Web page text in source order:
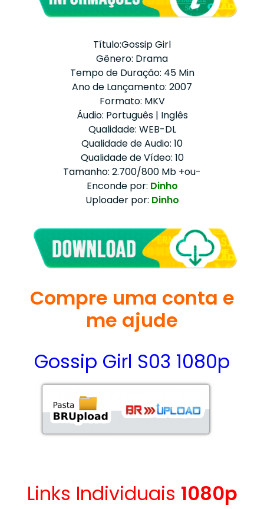
Título:Gossip Girl
Gênero: Drama
Tempo de Duração: 45 Min
Ano de Lançamento: 2007
Formato: MKV
Áudio: Português | Inglês
Qualidade: WEB-DL
Qualidade de Audio: 10
Qualidade de Vídeo: 10
Tamanho: 2.700/800 Mb +ou-
Enconde por: Dinho
Uploader por: Dinho
Compre uma conta e
me ajude
Gossip Girl S03 1080p
Links Individuais 1080p